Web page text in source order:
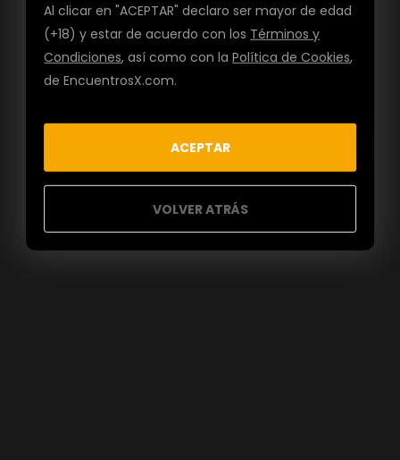
Al clicar en "ACEPTAR" declaro ser mayor de edad
(+18) y estar de acuerdo con los Términos y
Condiciones, así como con laPolítica de Cookies,
de EncuentrosX.com.
ACEPTAR
VOLVER ATRÁS